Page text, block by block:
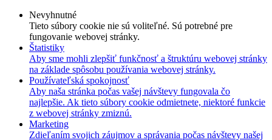
Nevyhnutné
Tieto súbory cookie nie sú voliteľné. Sú potrebné pre
fungovanie webovej stránky.
Štatistiky
Aby sme mohli zlepšiť funkčnosť a štruktúru webovej stránky
na základe spôsobu používania webovej stránky.
Používateľská spokojnosť
Aby naša stránka počas vašej návštevy fungovala čo
najlepšie. Ak tieto súbory cookie odmietnete, niektoré funkcie
z webovej stránky zmiznú.
Marketing
Zdieľaním svojich záujmov a správania počas návštevy našej